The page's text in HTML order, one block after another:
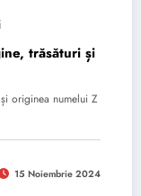
trăsături și
originea numelui Z
15 Noiembrie 2024